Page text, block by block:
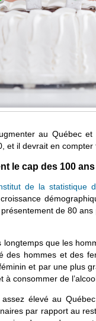
au Québec
il devrait en compter
le cap des 100 ans
de la statistique
de 80
que les
des hommes et des
et par une plus
à consommer de
élevé au
par rapport au